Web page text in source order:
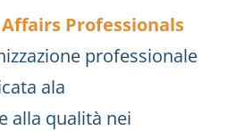
Affairs Professionals
professionale
ala
alla qualità nei